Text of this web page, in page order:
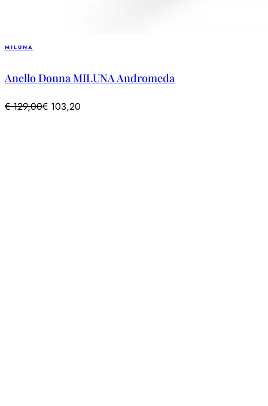
MILUNA
Anello Donna MILUNA Andromeda
€129,00€ 103,20